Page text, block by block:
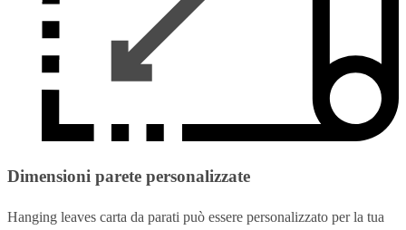
Dimensioni parete personalizzate
Hanging leaves carta da parati può essere personalizzato per la tua